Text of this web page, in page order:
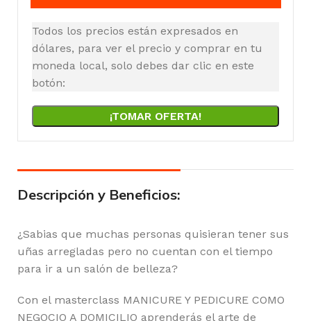
Todos los precios están expresados en
dólares, para ver el precio y comprar en tu
moneda local, solo debes dar clic en este
botón:
¡TOMAR OFERTA!
Descripción y Beneficios:
¿Sabias que muchas personas quisieran tener sus
uñas arregladas pero no cuentan con el tiempo
para ir a un salón de belleza?
Con el masterclass MANICURE Y PEDICURE COMO
NEGOCIO A DOMICILIO aprenderás el arte de